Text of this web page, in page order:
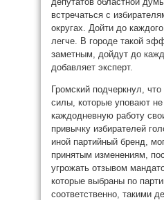
встречаться с
округах. Дойти до
легче. В городе такой
заметным, дойдут до
добавляет эксперт.
Громский подчеркнул,
силы, которые уповают
каждодневную работу
привычку избирателей
иной партийный бренд,
принятым изменениям,
угрожать отзывом
которые выбраны по
соответственно, такими